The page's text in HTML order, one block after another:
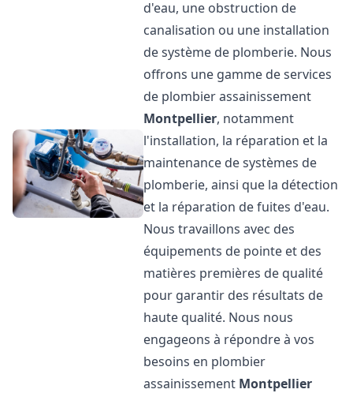
d'eau, une obstruction de
canalisation ou une installation
de système de plomberie. Nous
offrons une gamme de services
de plombier assainissement
Montpellier, notamment
l'installation, la réparation et la
maintenance de systèmes de
plomberie, ainsi que la détection
et la réparation de fuites d'eau.
Nous travaillons avec des
équipements de pointe et des
matières premières de qualité
pour garantir des résultats de
haute qualité. Nous nous
engageons à répondre à vos
besoins en plombier
assainissement Montpellier